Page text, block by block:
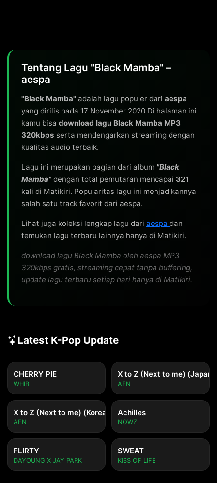
Tentang Lagu "Black Mamba" –
aespa
"Black Mamba" adalah lagu populer dari aespa
yang dirilis pada 17 November 2020 Di halaman ini
kamu bisa download lagu Black Mamba MP3
320kbps serta mendengarkan streaming dengan
kualitas audio terbaik.
Lagu ini merupakan bagian dari album "Black
Mamba"dengan total pemutaran mencapai 321
kali di Matikiri. Popularitas lagu ini menjadikannya
salah satu track favorit dari aespa.
Lihat juga koleksi lengkap lagu dari aespa dan
temukan lagu terbaru lainnya hanya di Matikiri.
download lagu Black Mamba oleh aespa MP3
320kbps gratis, streaming cepat tanpa buffering,
update lagu terbaru setiap hari hanya di Matikiri.
Latest K-Pop Update
CHERRY PIE
WHIB
X to Z (Next to me)
AEN
X to Z (Next to me) (Korean ver.)
AEN
Achilles
NOWZ
FLIRTY
DAYOUNG X JAY PARK
SWEAT
KISS OF LIFE